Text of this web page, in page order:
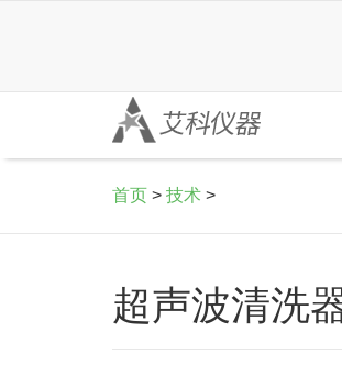
首页 > 技术 >
超声波清洗